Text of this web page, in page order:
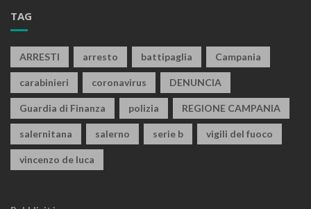
TAG
ARRESTI arresto battipaglia Campania
carabinieri coronavirus DENUNCIA
Guardia di Finanza polizia REGIONE CAMPANIA
salernitana salerno serie b vigili del fuoco
vincenzo de luca